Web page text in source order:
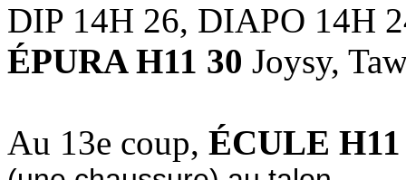
DIP 14H 26, DIAPO 14H
ÉPURA H11 30 Joysy,
Au 13e coup, ÉCULE H11